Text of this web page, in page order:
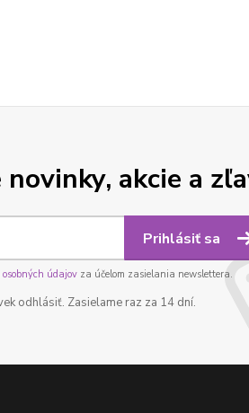
akcie a
Prihlásiť sa
údajovza účelom zasielania newslettera.
odhlásiť. Zasielame raz za 14 dní.